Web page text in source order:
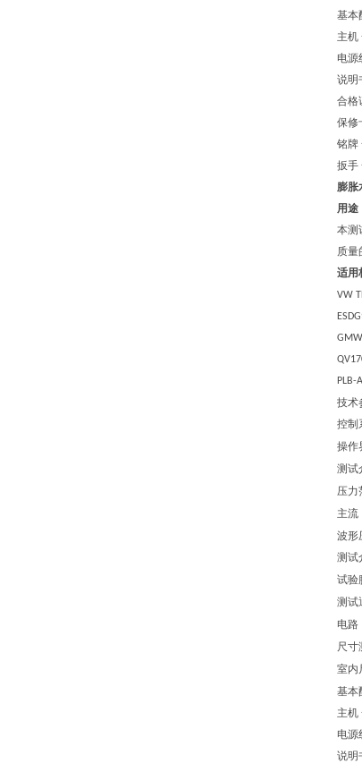
基本
主机
电源
说明
合格
保修
铭牌
扳手
膨胀
用途
本测
质量
适用
VW
PLB-
技术
控制
操作
测试
压力
主流
波形
测试
试验
测试
电路
尺寸
室内
基本
主机
电源
说明